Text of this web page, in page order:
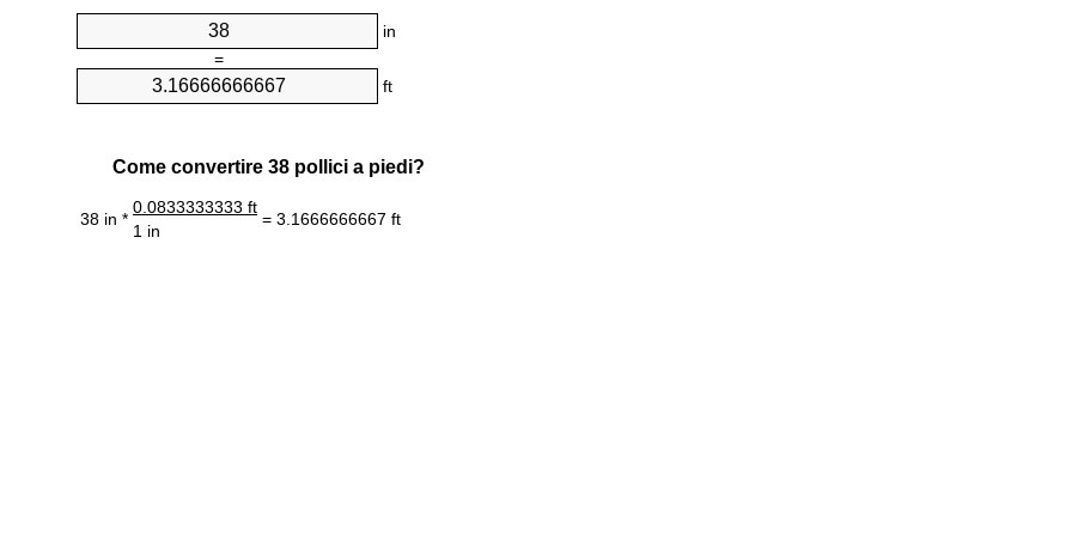
in
=
ft
Come convertire 38 pollici a piedi?
38 in *
0.0833333333 ft
= 3.1666666667 ft
1 in